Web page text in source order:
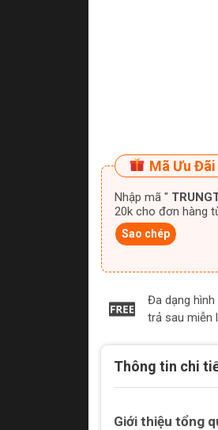
Mã Ưu Đãi
Nhập mã "
20k cho đơn hàng
Sao chép
Đa dạng
trả sau miễn
Thông tin chi
Giới thiệu tổng